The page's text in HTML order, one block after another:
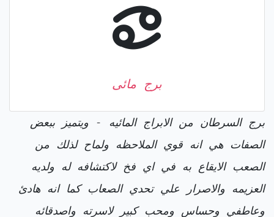
برج مائى
برج السرطان من الابراج المائيه - ويتميز ببعض
الصفات هي انه قوي الملاحظه ولماح لذلك من
الصعب الايقاع به في اي فخ لاكتشافه له ولديه
العزيمه والاصرار علي تحدي الصعاب كما انه هادئ
وعاطفي وحساس ومحب كبير لاسرته واصدقائه